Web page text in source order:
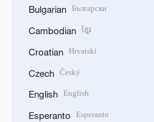
Bulgarian Български
Cambodian ខ្មែរ
Croatian Hrvatski
Czech Český
English English
Esperanto Esperanto